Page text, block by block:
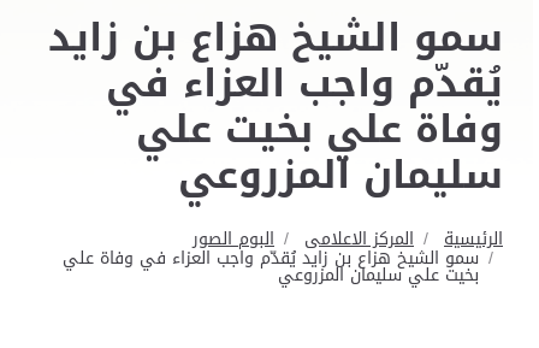
سمو الشيخ هزاع بن زايد
يُقدّم واجب العزاء في
وفاة علي بخيت علي
سليمان المزروعي
الرئيسية المركز الاعلامى البوم الصور
سمو الشيخ هزاع بن زايد يُقدّم واجب العزاء في وفاة علي
بخيت علي سليمان المزروعي